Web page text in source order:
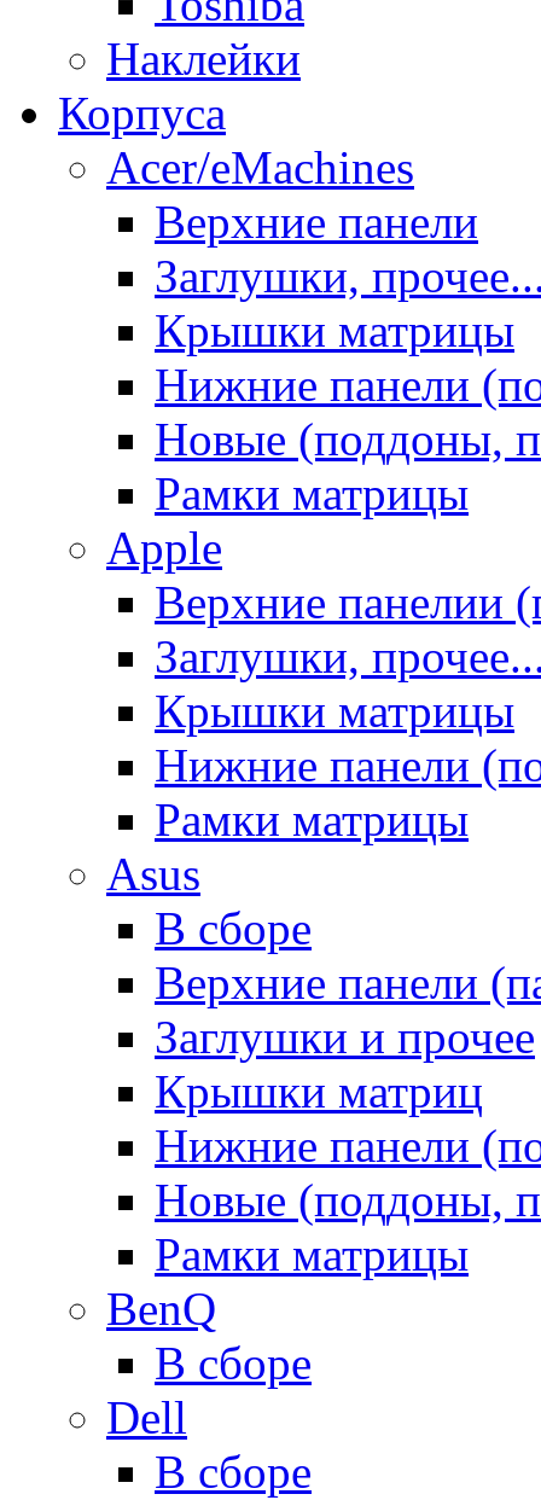
Наклейки
Корпуса
Acer/eMachines
Верхние панели
Заглушки,
Крышки матрицы
Нижние панели
Новые (поддоны,
Рамки матрицы
Apple
Верхние панелии
Заглушки,
Крышки матрицы
Нижние панели
Рамки матрицы
Asus
В сборе
Верхние панели
Заглушки и прочее
Крышки матриц
Нижние панели
Новые (поддоны,
Рамки матрицы
BenQ
В сборе
Dell
В сборе